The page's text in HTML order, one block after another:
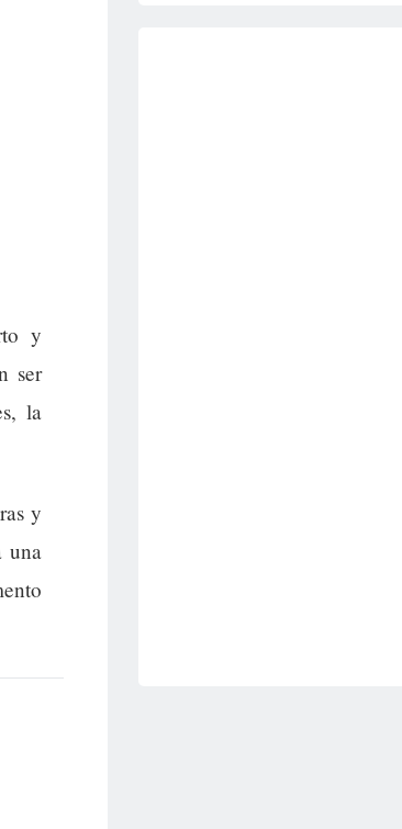
y
ser
la
y
una